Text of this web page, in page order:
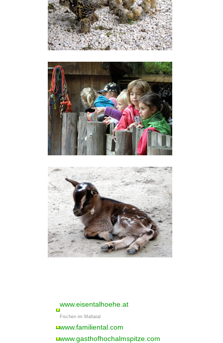
www.eisentalhoehe.at
Fischen im Maltatal
www.familiental.com
www.gasthofhochalmspitze.com